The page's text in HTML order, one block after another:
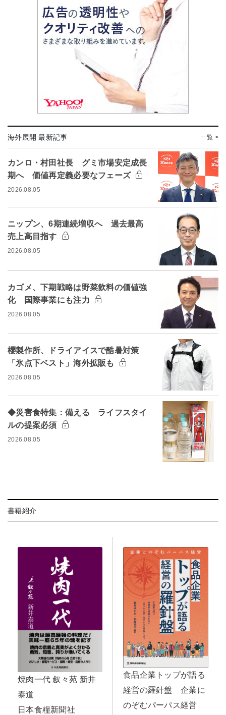
海外展開 最新記事 一覧 >
カンロ・村田社長 グミ市場安定成長
期へ 価値再定義必要なフェーズ
2026.08.05
ニップン、6期連続増収へ 過去最高
売上高目指す
2026.08.05
カゴメ、下期戦略は野菜飲料の価値強
化 国際事業にも注力
2026.08.05
櫻製作所、ドライアイスで酷暑対策
「氷点下ベスト」海外拡販も
2026.08.05
◆災害食特集：備える ライフスタイ
ルの提案必須
2026.08.05
書籍紹介
焼肉一代 叙々苑 新井
泰道
日本食糧新聞社
食品企業トップが語る
経営の羅針盤 企業に
のぞむパーパス経営